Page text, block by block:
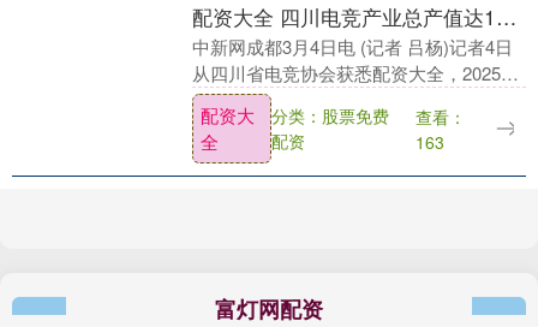
配资大全 四川电竞产业总产值达120.6亿元&#32;活跃用户增至4257万人
中新网成都3月4日电 (记者 吕杨)记者4日
从四川省电竞协会获悉配资大全，2025
年，四川省电子竞技产业总产值达120.6亿
元，电竞相关企业达10436家，电子....
配资大
全
分类：股票免费
配资
查看：
163
富灯网配资